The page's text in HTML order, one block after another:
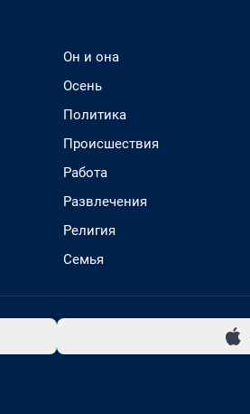
Он и она
Осень
Политика
Происшествия
Работа
Развлечения
Религия
Семья